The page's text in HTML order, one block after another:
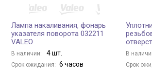
Лампа накаливания, фонарь
указателя поворота 032211
VALEO
В наличии: 4 шт.
Срок ожидания: 6 часов
В
Срок